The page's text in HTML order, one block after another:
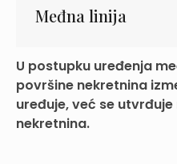
Međna linija
U postupku uređenja
površine nekretnina
uređuje, već se
nekretnina.